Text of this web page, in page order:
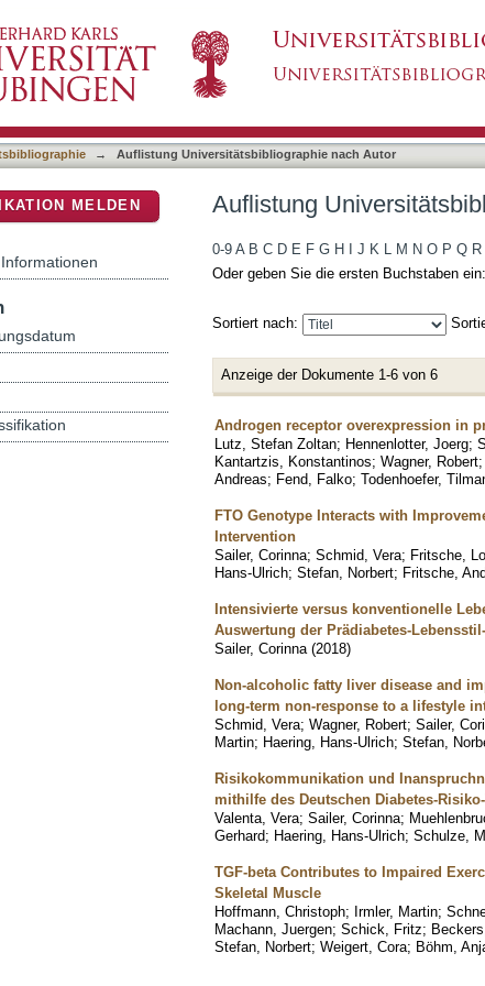
→ Auflistung Universitätsbibliographie nach Autor
Auflistung
0-9 A B C D E F G H J K L M N O P Q R
Oder geben Sie die ersten Buchstaben ein:
Sortiert nach:
Anzeige der Dokumente 1-6 von 6
Androgen receptor overexpression in
Lutz, Stefan Zoltan; Hennenlotter, Joerg;
Kantartzis, Konstantinos; Wagner, Robert;
Andreas; Fend, Falko; Todenhoefer,
FTO Genotype Interacts with
Intervention
Sailer, Corinna; Schmid, Vera; Fritsche,
Hans-Ulrich; Stefan, Norbert; Fritsche,
Intensivierte versus konventionelle
Auswertung der Prädiabetes-
Sailer, Corinna (2018)
Non-alcoholic fatty liver disease and
long-term non-response to a lifestyle
Schmid, Vera; Wagner, Robert; Sailer,
Martin; Haering, Hans-Ulrich; Stefan,
Risikokommunikation und
mithilfe des Deutschen Diabetes-
Valenta, Vera; Sailer, Corinna;
Gerhard; Haering, Hans-Ulrich; Schulze,
TGF-beta Contributes to Impaired
Skeletal Muscle
Hoffmann, Christoph; Irmler, Martin;
Machann, Juergen; Schick, Fritz;
Stefan, Norbert; Weigert, Cora; Böhm,
MELDEN